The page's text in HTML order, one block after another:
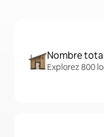
Nombre
Explorez 800